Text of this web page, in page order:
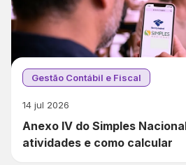
Gestão Contábil e Fiscal
14 jul 2026
Anexo IV do Simples
atividades e como calcular